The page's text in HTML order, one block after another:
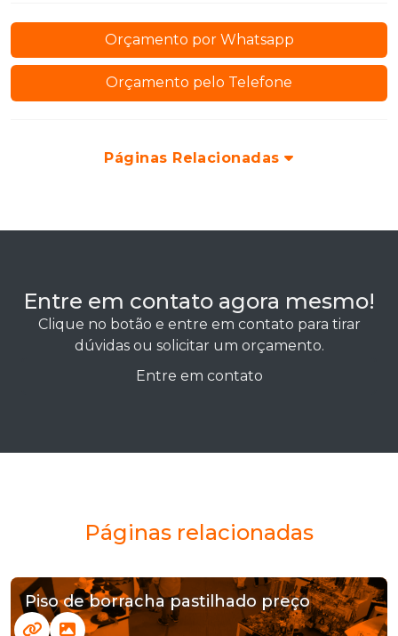
Orçamento por Whatsapp
Orçamento pelo Telefone
Páginas Relacionadas
Entre em contato agora mesmo!
Clique no botão e entre em contato para tirar
dúvidas ou solicitar um orçamento.
Entre em contato
Páginas relacionadas
Piso de borracha pastilhado preço